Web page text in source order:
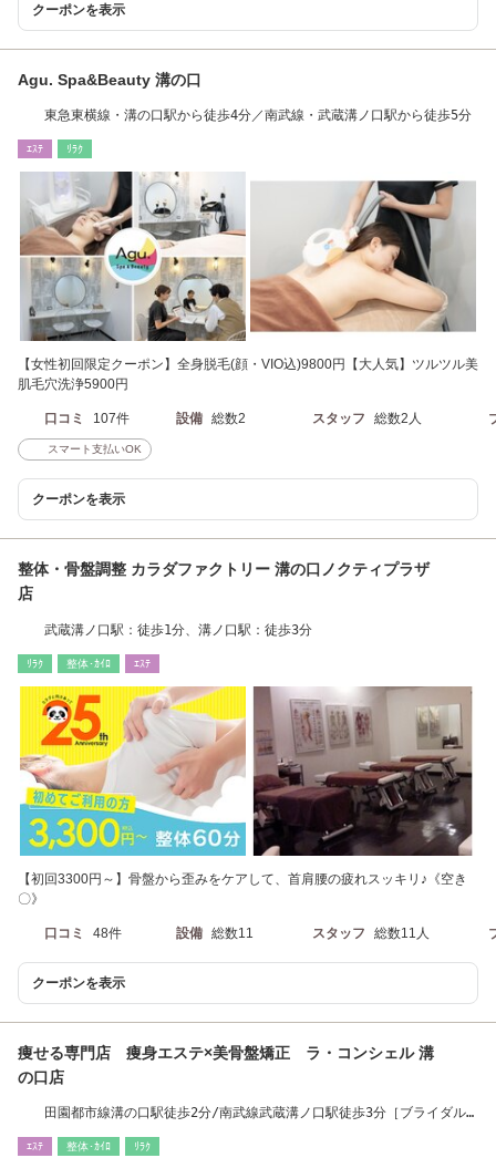
クーポンを表示
Agu. Spa&Beauty 溝の口
東急東横線・溝の口駅から徒歩4分／南武線・武蔵溝ノ口駅から徒歩5分
ｴｽﾃ ﾘﾗｸ
【女性初回限定クーポン】全身脱毛(顔・VIO込)9800円【大人気】ツルツル美
肌毛穴洗浄5900円
口コミ 107件 設備 総数2 スタッフ 総数2人
スマート支払いOK
クーポンを表示
整体・骨盤調整 カラダファクトリー 溝の口ノクティプラザ
店
武蔵溝ノ口駅：徒歩1分、溝ノ口駅：徒歩3分
ﾘﾗｸ 整体･ｶｲﾛ ｴｽﾃ
【初回3300円～】骨盤から歪みをケアして、首肩腰の疲れスッキリ♪《空き
〇》
口コミ 48件 設備 総数11 スタッフ 総数11人
クーポンを表示
痩せる専門店 痩身エステ×美骨盤矯正 ラ・コンシェル 溝
の口店
田園都市線溝の口駅徒歩2分/南武線武蔵溝ノ口駅徒歩3分［ブライダル
ｴｽﾃ 整体･ｶｲﾛ ﾘﾗｸ